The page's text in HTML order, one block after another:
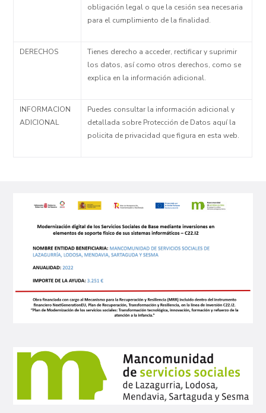
obligación legal o que la cesión sea necesaria
para el cumplimiento de la finalidad.
DERECHOS
Tienes derecho a acceder, rectificar y suprimir
los datos, así como otros derechos, como se
explica en la información adicional.
INFORMACION
ADICIONAL
Puedes consultar la información adicional y
detallada sobre Protección de Datos aquí la
policita de privacidad que figura en esta web.